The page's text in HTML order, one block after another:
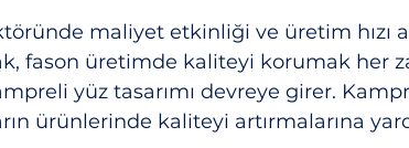
maliyet etkinliği ve üretim hızı
fason üretimde kaliteyi korumak her
yüz tasarımı devreye girer.
ürünlerinde kaliteyi artırmalarına